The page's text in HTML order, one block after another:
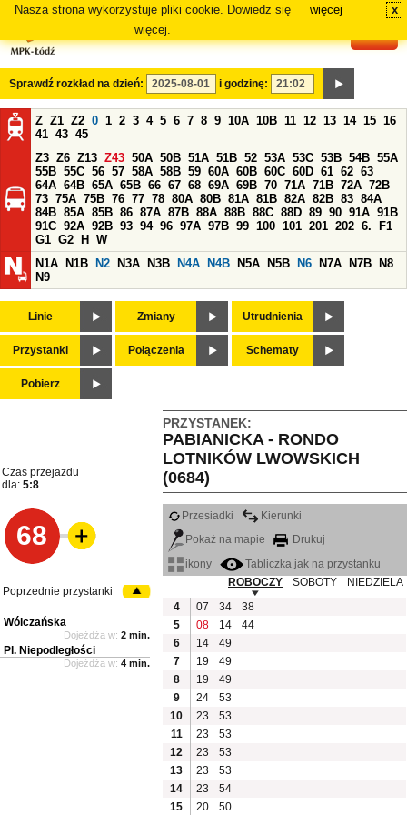
Nasza strona wykorzystuje pliki cookie. Dowiedz się
więcej.
więcej x
Sprawdź rozkład na dzień: i godzinę:
Z Z1 Z2 0 1 2 3 4 5 6 7 8 9 10A 10B 11 12 13 14 15 16
41 43 45
Z3 Z6 Z13 Z43 50A 50B 51A 51B 52 53A 53C 53B 54B 55A
55B 55C 56 57 58A 58B 59 60A 60B 60C 60D 61 62 63
64A 64B 65A 65B 66 67 68 69A 69B 70 71A 71B 72A 72B
73 75A 75B 76 77 78 80A 80B 81A 81B 82A 82B 83 84A
84B 85A 85B 86 87A 87B 88A 88B 88C 88D 89 90 91A 91B
91C 92A 92B 93 94 96 97A 97B 99 100 101 201 202 6.
F1
G1 G2 H
W
N1A
N1B N2 N3A N3B N4A N4B N5A N5B N6 N7A N7B
N8
N9
Linie Zmiany Utrudnienia
Przystanki Połączenia Schematy
Pobierz
PRZYSTANEK:
PABIANICKA - RONDO
LOTNIKÓW LWOWSKICH
(0684)
Czas przejazdu
dla: 5:8
68
Przesiadki
Kierunki
Pokaż na mapie
Drukuj
ikony
Tabliczka jak na przystanku
ROBOCZY
SOBOTY
NIEDZIELA
4
07 34
38
5
08 14
44
6
14
49
7
19
49
8
19
49
9
24
53
10
23
53
11
23
53
12
23
53
13
23
53
14
23
54
15
20 50
Poprzednie przystanki
Wólczańska
Dojeżdża w: 2 min.
Pl. Niepodległości
Dojeżdża w: 4 min.